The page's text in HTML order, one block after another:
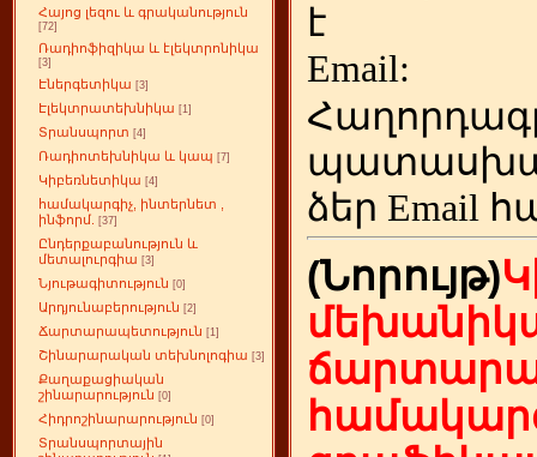
Հայոց լեզու և գրականություն
[72]
Ռադիոֆիզիկա և էլեկտրոնիկա
[3]
Էներգետիկա [3]
Էլեկտրատեխնիկա [1]
Տրանսպորտ [4]
Ռադիոտեխնիկա և կապ [7]
Կիբեռնետիկա [4]
համակարգիչ, ինտերնետ ,
ինֆորմ.
[37]
Ընդերքաբանություն և
մետալուրգիա [3]
Նյութագիտություն [0]
Արդյունաբերություն [2]
Ճարտարապետություն [1]
Շինարարական տեխնոլոգիա [3]
Քաղաքացիական
շինարարություն [0]
Հիդրոշինարարություն [0]
Տրանսպորտային
է
ձեր Email
(Նորույթ)